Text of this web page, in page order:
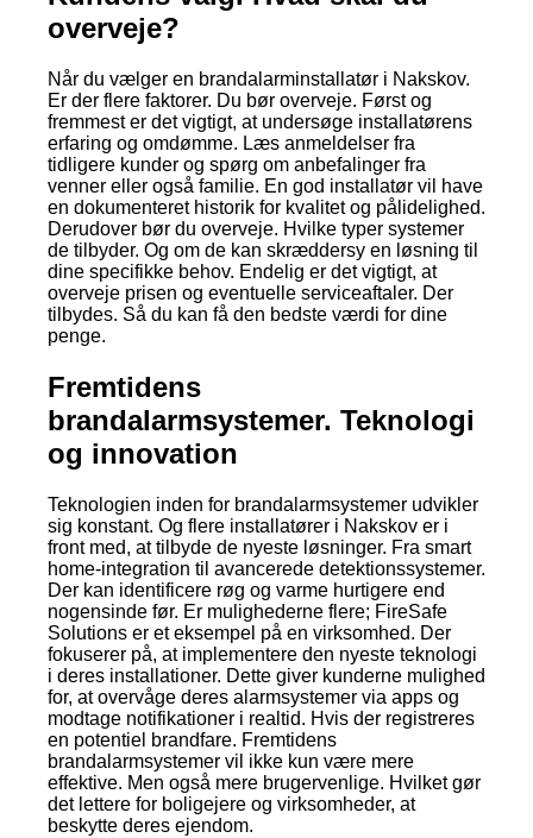
overveje?
Når du vælger en brandalarminstallatør i Nakskov.
Er der flere faktorer. Du bør overveje. Først og
fremmest er det vigtigt, at undersøge installatørens
erfaring og omdømme. Læs anmeldelser fra
tidligere kunder og spørg om anbefalinger fra
venner eller også familie. En god installatør vil have
en dokumenteret historik for kvalitet og pålidelighed.
Derudover bør du overveje. Hvilke typer systemer
de tilbyder. Og om de kan skræddersy en løsning til
dine specifikke behov. Endelig er det vigtigt, at
overveje prisen og eventuelle serviceaftaler. Der
tilbydes. Så du kan få den bedste værdi for dine
penge.
Fremtidens
brandalarmsystemer. Teknologi
og innovation
Teknologien inden for brandalarmsystemer udvikler
sig konstant. Og flere installatører i Nakskov er i
front med, at tilbyde de nyeste løsninger. Fra smart
home-integration til avancerede detektionssystemer.
Der kan identificere røg og varme hurtigere end
nogensinde før. Er mulighederne flere; FireSafe
Solutions er et eksempel på en virksomhed. Der
fokuserer på, at implementere den nyeste teknologi
i deres installationer. Dette giver kunderne mulighed
for, at overvåge deres alarmsystemer via apps og
modtage notifikationer i realtid. Hvis der registreres
en potentiel brandfare. Fremtidens
brandalarmsystemer vil ikke kun være mere
effektive. Men også mere brugervenlige. Hvilket gør
det lettere for boligejere og virksomheder, at
beskytte deres ejendom.